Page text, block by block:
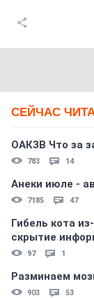
СЕЙЧАС
ОАКЗВ Что за
783 14
Анеки июле -
7185 47
Гибель кота
скрытиe
97 1
Разминаем
903 53